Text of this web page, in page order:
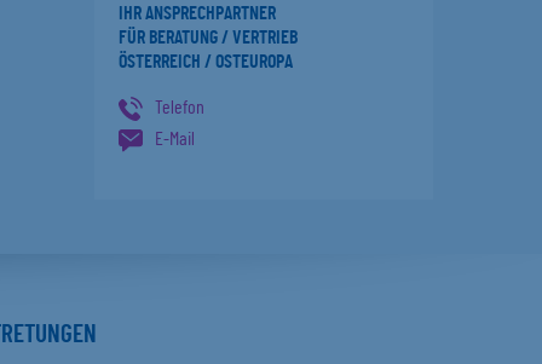
IHR ANSPRECHPARTNER
FÜR BERATUNG / VERTRIEB
ÖSTERREICH / OSTEUROPA
Telefon
E-Mail